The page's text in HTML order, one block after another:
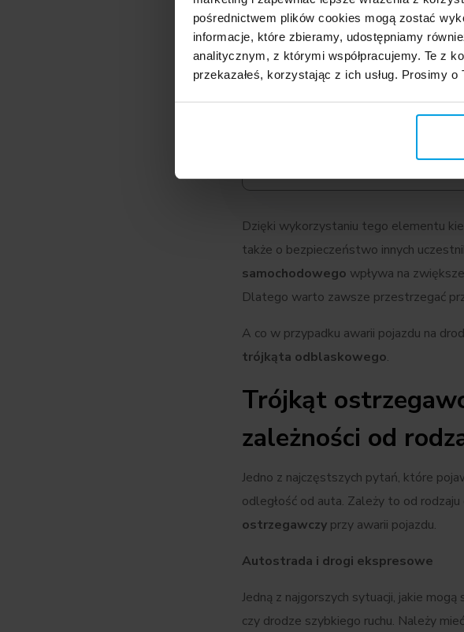
pośrednictwem plików cookies mogą zostać
informacje, które zbieramy, udostępniamy
analitycznym, z którymi współpracujemy. Te z
przekazałeś, korzystając z ich usług. Prosimy o
Dzięki wykorzystaniu tego elementu
także o bezpieczeństwo innych
samochodowego wpływa na
Dlatego warto zawsze przestrzegać
A co w przypadku awarii pojazdu na
trójkąta odblaskowego.
Trójkąt
zależności od
Jedno z najczęstszych pytań, które
odległość od auta. Zależy to od
ostrzegawczy przy awarii pojazdu.
Autostrada i drogi ekspresowe
Jedną z najgorszych sytuacji, jakie
czy drodze szybkiego ruchu. Należy